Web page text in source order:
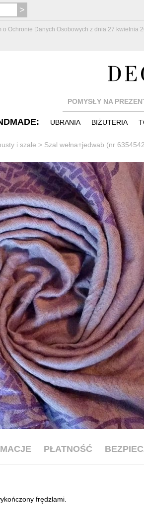
Ochronie Danych Osobowych z dnia 27 kwietnia
POMYSŁY NA
UBRANIA BIŻUTERIA
i szale > Szal wełna+jedwab (nr
PŁATNOŚĆ
frędzlami.